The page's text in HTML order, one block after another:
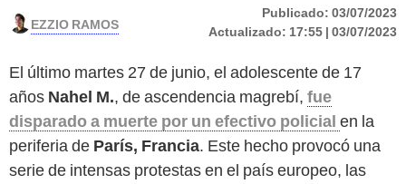
EZZIO RAMOS Publicado: 03/07/2023
Actualizado: 17:55 | 03/07/2023
El último martes 27 de junio, el adolescente de 17
años Nahel M., de ascendencia magrebí, fue
disparado a muerte por un efectivo policial en la
periferia de París, Francia. Este hecho provocó una
serie de intensas protestas en el país europeo, las